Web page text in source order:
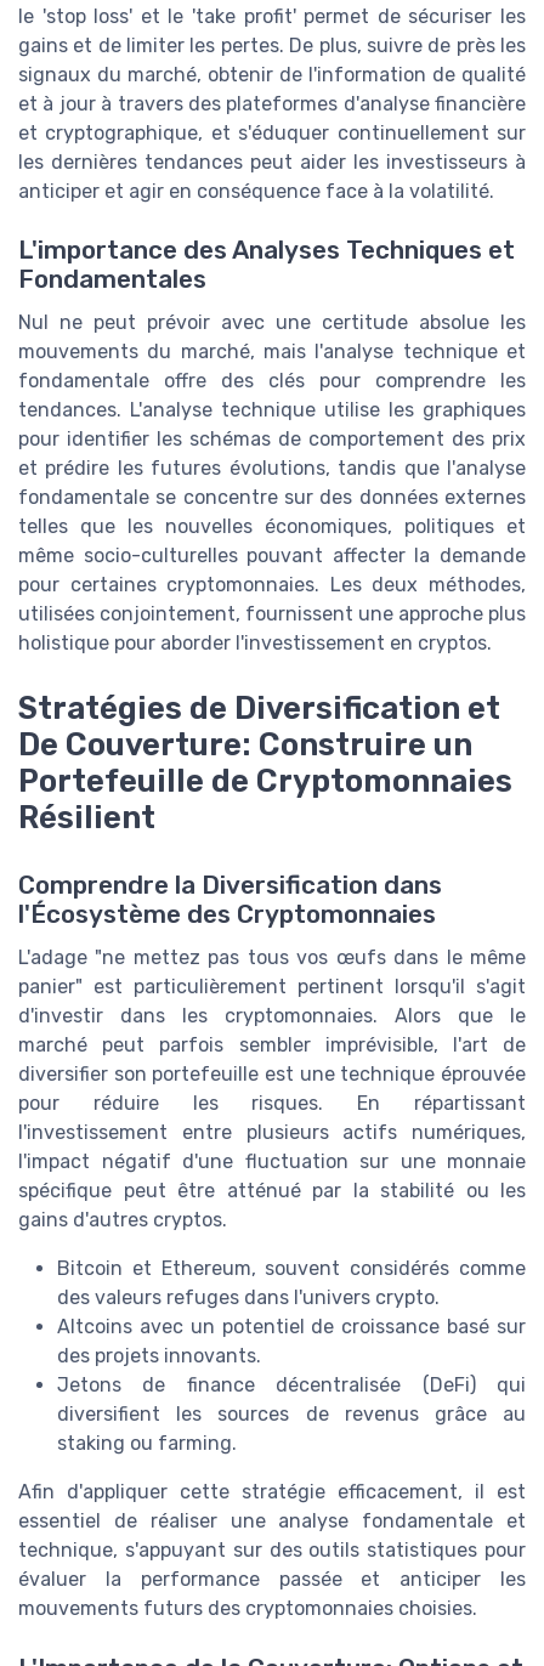
le 'stop loss' et le 'take profit' permet de sécuriser les
gains et de limiter les pertes. De plus, suivre de près les
signaux du marché, obtenir de l'information de qualité
et à jour à travers des plateformes d'analyse financière
et cryptographique, et s'éduquer continuellement sur
les dernières tendances peut aider les investisseurs à
anticiper et agir en conséquence face à la volatilité.
L'importance des Analyses Techniques et
Fondamentales
Nul ne peut prévoir avec une certitude absolue les
mouvements du marché, mais l'analyse technique et
fondamentale offre des clés pour comprendre les
tendances. L'analyse technique utilise les graphiques
pour identifier les schémas de comportement des prix
et prédire les futures évolutions, tandis que l'analyse
fondamentale se concentre sur des données externes
telles que les nouvelles économiques, politiques et
même socio-culturelles pouvant affecter la demande
pour certaines cryptomonnaies. Les deux méthodes,
utilisées conjointement, fournissent une approche plus
holistique pour aborder l'investissement en cryptos.
Stratégies de Diversification et
De Couverture: Construire un
Portefeuille de Cryptomonnaies
Résilient
Comprendre la Diversification dans
l'Écosystème des Cryptomonnaies
L'adage "ne mettez pas tous vos œufs dans le même
panier" est particulièrement pertinent lorsqu'il s'agit
d'investir dans les cryptomonnaies. Alors que le
marché peut parfois sembler imprévisible, l'art de
diversifier son portefeuille est une technique éprouvée
pour réduire les risques. En répartissant
l'investissement entre plusieurs actifs numériques,
l'impact négatif d'une fluctuation sur une monnaie
spécifique peut être atténué par la stabilité ou les
gains d'autres cryptos.
Bitcoin et Ethereum, souvent considérés comme
des valeurs refuges dans l'univers crypto.
Altcoins avec un potentiel de croissance basé sur
des projets innovants.
Jetons de finance décentralisée (DeFi) qui
diversifient les sources de revenus grâce au
staking ou farming.
Afin d'appliquer cette stratégie efficacement, il est
essentiel de réaliser une analyse fondamentale et
technique, s'appuyant sur des outils statistiques pour
évaluer la performance passée et anticiper les
mouvements futurs des cryptomonnaies choisies.